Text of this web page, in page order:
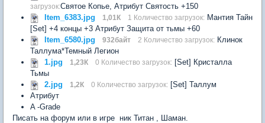
загрузок:Святое Копье, Атрибут Святость +150
Item_6383.jpg
1,01К 1 Количество загрузок: Мантия Тайн
[Set] +4 концы +3 Атрибут Защита от тьмы +60
Item_6580.jpg
932байт 2 Количество загрузок: Клинок
Таллума*Темный Легион
1.jpg
1,23К 0 Количество загрузок: [Set] Кристалла
Тьмы
2.jpg
1,2К 0 Количество загрузок: [Set] Таллум
Атрибут
A -Grade
Писать на форум или в игре ник Титан , Шаман.